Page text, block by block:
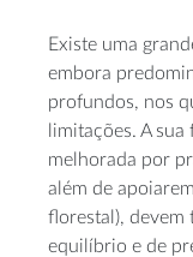
Existe uma
embora
profundos, nos
limitações. A
melhorada por
além de
florestal), devem
equilíbrio e de